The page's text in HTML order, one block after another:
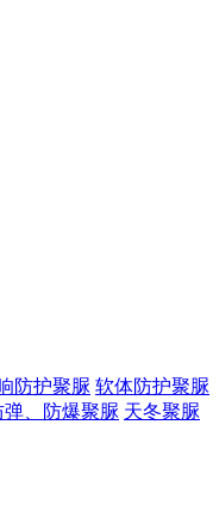
防护聚脲 软体防护聚脲
弹、防爆聚脲 天冬聚脲